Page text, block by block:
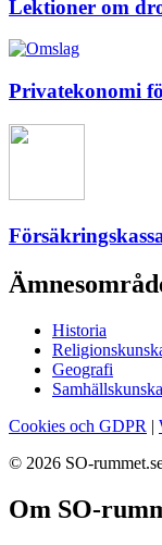
Lektioner om
Privatekonomi
Historia
Geografi
Cookies och GDPR |
© 2026 SO-
Om SO-